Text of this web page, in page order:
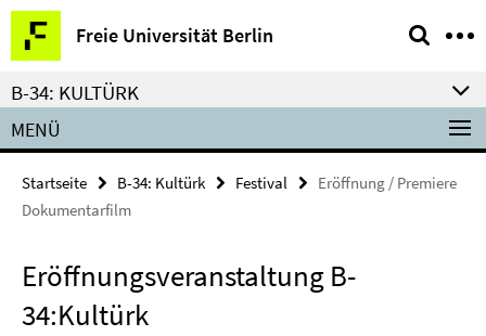
Springe
direkt
zu
Inhalt
Freie Universität Berlin
Service-
Navigation
B-34: KULTÜRK
MENÜ
Startseite B-34: Kultürk Festival
Eröffnung / Premiere
Dokumentarfilm
Eröffnungsveranstaltung B-
34:Kultürk